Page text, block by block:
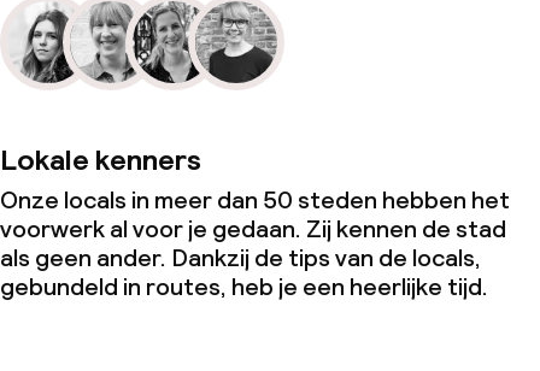
Lokale kenners
Onze locals in meer dan 50 steden hebben het
voorwerk al voor je gedaan. Zij kennen de stad
als geen ander. Dankzij de tips van de locals,
gebundeld in routes, heb je een heerlijke tijd.